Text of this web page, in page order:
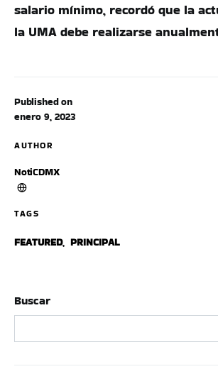
Published on
enero 9, 2023
AUTHOR
NotiCDMX
TAGS
FEATURED, PRINCIPAL
salario mínimo, recordó que la
la UMA debe realizarse
Buscar